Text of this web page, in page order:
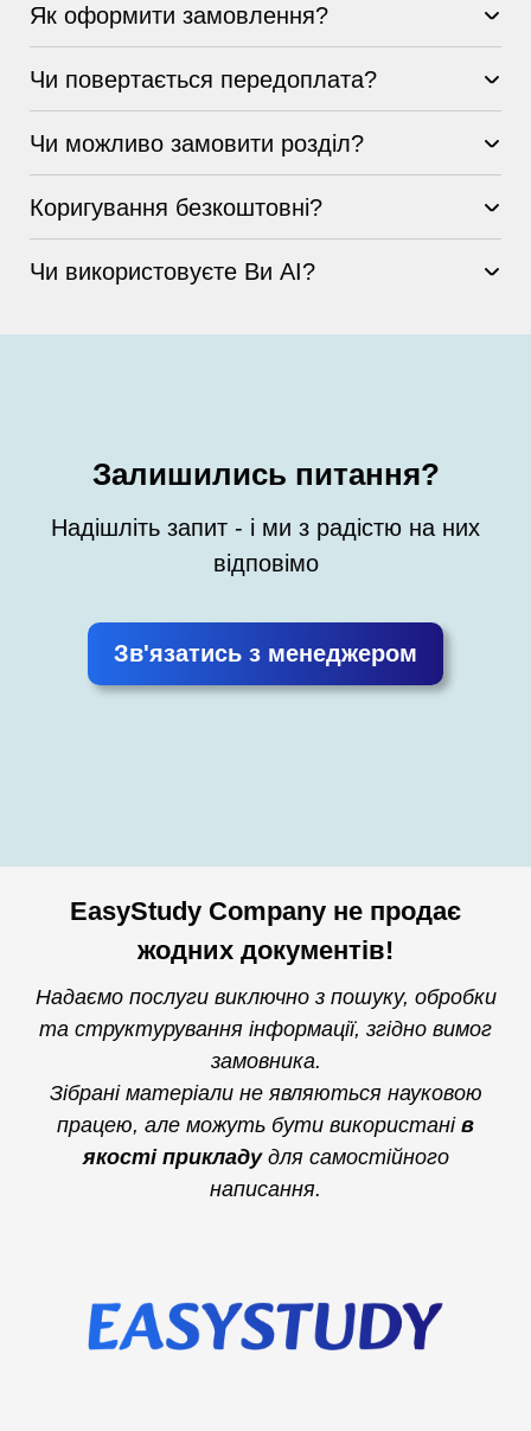
Як оформити замовлення?
Чи повертається передоплата?
Чи можливо замовити розділ?
Коригування безкоштовні?
Чи використовуєте Ви AI?
Залишились питання?
Надішліть запит - і ми з радістю на них
відповімо
Зв'язатись з менеджером
EasyStudy Company не продає
жодних документів!
Надаємо послуги виключно з пошуку, обробки
та структурування інформації, згідно вимог
замовника.
Зібрані матеріали не являються науковою
працею, але можуть бути використані в
якості прикладудля самостійного
написання.